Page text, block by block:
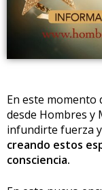
En este momento
desde Hombres y
infundirte fuerza
creando estos
consciencia.